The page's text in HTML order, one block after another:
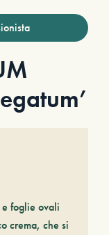
foglie ovali
crema, che si